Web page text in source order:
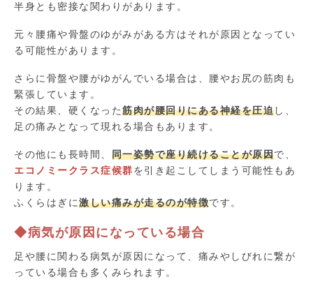
半身とも密接な関わりがあります。
元々腰痛や骨盤のゆがみがある方はそれが原因となってい
る可能性があります。
さらに骨盤や腰がゆがんでいる場合は、腰やお尻の筋肉も
緊張しています。
その結果、硬くなった筋肉が腰回りにある神経を圧迫し、
足の痛みとなって現れる場合もあります。
その他にも長時間、 同一姿勢で座り続けることが原因で、
エコノミークラス症候群を引き起こしてしまう可能性もあ
ります。
ふくらはぎに激しい痛みが走るのが特徴です。
◆病気が原因になっている場合
足や腰に関わる病気が原因になって、痛みやしびれに繋が
っている場合も多くみられます。